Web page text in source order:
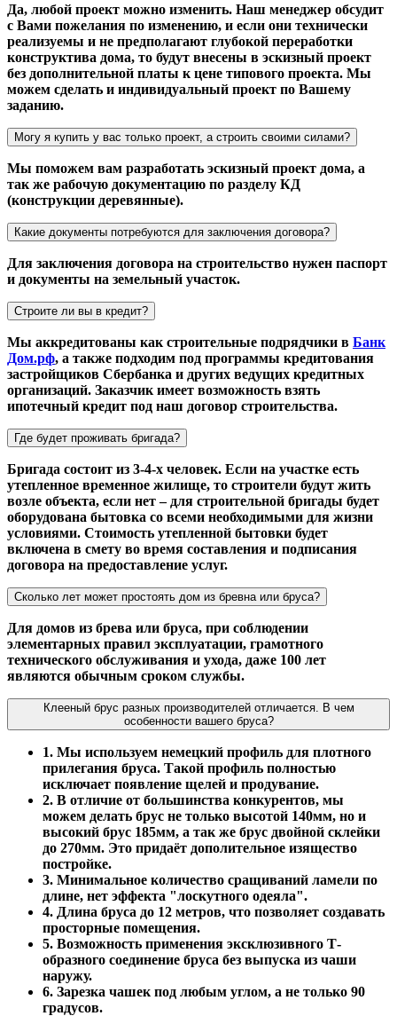
Да, любой проект можно изменить. Наш менеджер обсудит
с Вами пожелания по изменению, и если они технически
реализуемы и не предполагают глубокой переработки
конструктива дома, то будут внесены в эскизный проект
без дополнительной платы к цене типового проекта. Мы
можем сделать и индивидуальный проект по Вашему
заданию.
Могу я купить у вас только проект, а строить своими силами?
Мы поможем вам разработать эскизный проект дома, а
так же рабочую документацию по разделу КД
(конструкции деревянные).
Какие документы потребуются для заключения договора?
Для заключения договора на строительство нужен паспорт
и документы на земельный участок.
Строите ли вы в кредит?
Мы аккредитованы как строительные подрядчики в Банк
Дом.рф, а также подходим под программы кредитования
застройщиков Сбербанка и других ведущих кредитных
организаций. Заказчик имеет возможность взять
ипотечный кредит под наш договор строительства.
Где будет проживать бригада?
Бригада состоит из 3-4-х человек. Если на участке есть
утепленное временное жилище, то строители будут жить
возле объекта, если нет – для строительной бригады будет
оборудована бытовка со всеми необходимыми для жизни
условиями. Стоимость утепленной бытовки будет
включена в смету во время составления и подписания
договора на предоставление услуг.
Сколько лет может простоять дом из бревна или бруса?
Для домов из брева или бруса, при соблюдении
элементарных правил эксплуатации, грамотного
технического обслуживания и ухода, даже 100 лет
являются обычным сроком службы.
Клееный брус разных производителей отличается. В чем
особенности вашего бруса?
1. Мы используем немецкий профиль для плотного
прилегания бруса. Такой профиль полностью
исключает появление щелей и продувание.
2. В отличие от большинства конкурентов, мы
можем делать брус не только высотой 140мм, но и
высокий брус 185мм, а так же брус двойной склейки
до 270мм. Это придаёт дополительное изящество
постройке.
3. Минимальное количество сращиваний ламели по
длине, нет эффекта "лоскутного одеяла".
4. Длина бруса до 12 метров, что позволяет создавать
просторные помещения.
5. Возможность применения эксклюзивного Т-
образного соединение бруса без выпуска из чаши
наружу.
6. Зарезка чашек под любым углом, а не только 90
градусов.